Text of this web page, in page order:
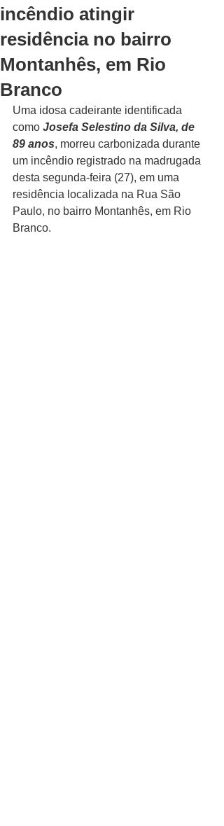
incêndio atingir
residência no bairro
Montanhês, em Rio
Branco
Uma idosa cadeirante identificada
como Josefa Selestino da Silva, de
89 anos, morreu carbonizada durante
um incêndio registrado na madrugada
desta segunda-feira (27), em uma
residência localizada na Rua São
Paulo, no bairro Montanhês, em Rio
Branco.